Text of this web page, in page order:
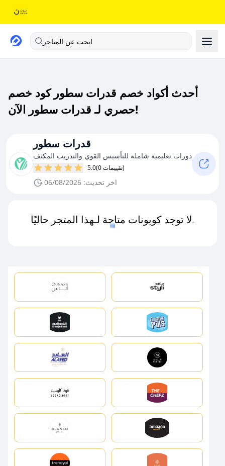
ابحث عن المتاجر
أحدث أكواد خصم قدرات سطور كود خصم
حصري لـ قدرات سطور الآن!
قدرات سطور
دورات تعليمية شاملة للتأسيس القوي والتدريب المكثف
5.0 (0 تقييمات)
اخر تحديث: 06/08/2026
لا توجد كوبونات متاحة لـهذا المتجر حاليًا.